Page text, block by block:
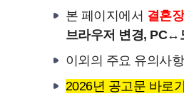
본 페이지에서 결혼
브라우저 변경, PC↔
이외의 주요 유의사
2026년 공고문 바로